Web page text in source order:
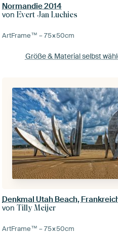
Normandie 2014
vonEvert Jan Luchies
ArtFrame™ –75×50cm
Größe & Material selbst
Denkmal Utah Beach,
vonTilly Meijer
ArtFrame™ –75×50cm